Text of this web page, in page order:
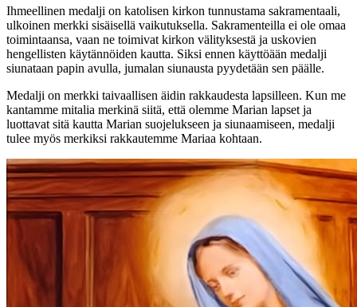
Ihmeellinen medalji on katolisen kirkon tunnustama sakramentaali,
ulkoinen merkki sisäisellä vaikutuksella. Sakramenteilla ei ole omaa
toimintaansa, vaan ne toimivat kirkon välityksestä ja uskovien
hengellisten käytännöiden kautta. Siksi ennen käyttöään medalji
siunataan papin avulla, jumalan siunausta pyydetään sen päälle.
Medalji on merkki taivaallisen äidin rakkaudesta lapsilleen. Kun me
kantamme mitalia merkinä siitä, että olemme Marian lapset ja
luottavat sitä kautta Marian suojelukseen ja siunaamiseen, medalji
tulee myös merkiksi rakkautemme Mariaa kohtaan.